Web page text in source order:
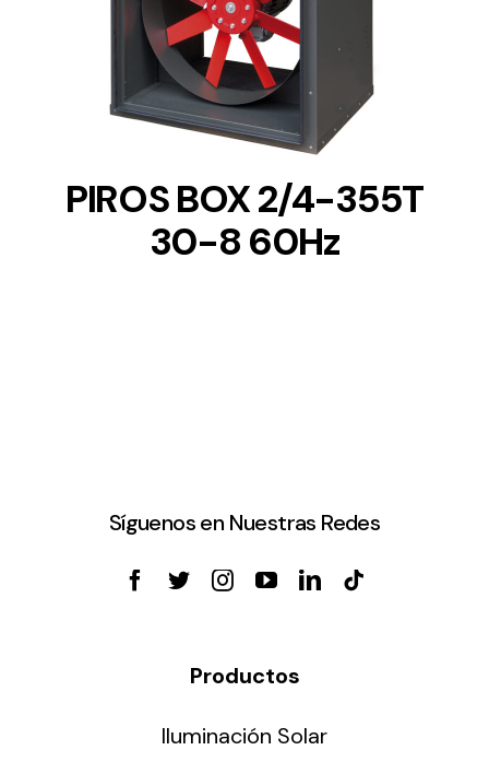
DETAILS
PIROS BOX 2/4-355T
30-8 60Hz
Síguenos en Nuestras Redes
Productos
Iluminación Solar